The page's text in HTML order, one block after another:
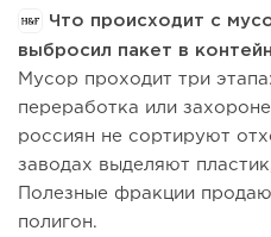
Что происходит с
выбросил пакет в
Мусор проходит три
переработка или
россиян не сортируют
заводах выделяют
Полезные фракции
полигон.